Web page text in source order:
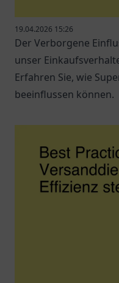
19.04.2026 15:26
Der Verborgene
unser
Erfahren Sie, wie
beeinflussen können.